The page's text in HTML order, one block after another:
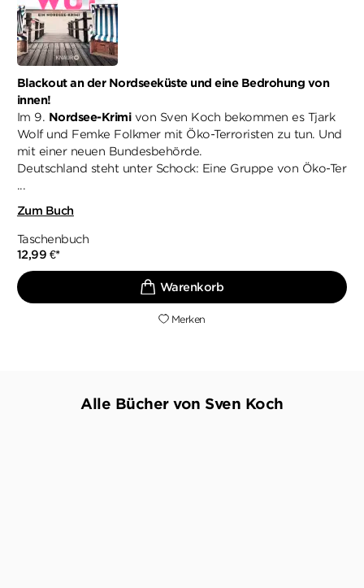
Blackout an der Nordseeküste und eine Bedrohung von
innen!
Im 9. Nordsee-Krimivon Sven Koch bekommen es Tjark
Wolf und Femke Folkmer mit Öko-Terroristen zu tun. Und
mit einer neuen Bundesbehörde.
Deutschland steht unter Schock: Eine Gruppe von Öko-Ter
...
Zum Buch
Taschenbuch
12,99 €*
Merken
Alle Bücher von Sven Koch